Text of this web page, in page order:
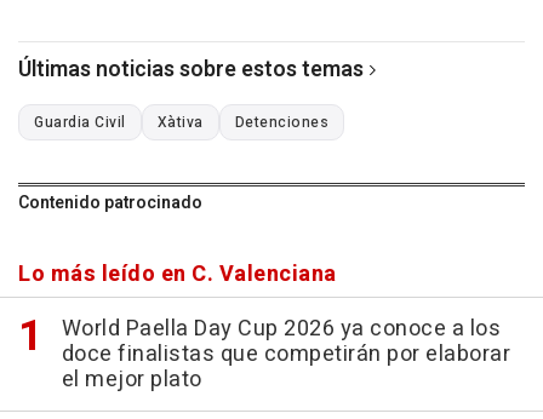
Últimas noticias sobre estos temas
Guardia Civil Xàtiva Detenciones
Contenido patrocinado
Lo más leído en C. Valenciana
World Paella Day Cup 2026 ya conoce a los
doce finalistas que competirán por elaborar
el mejor plato